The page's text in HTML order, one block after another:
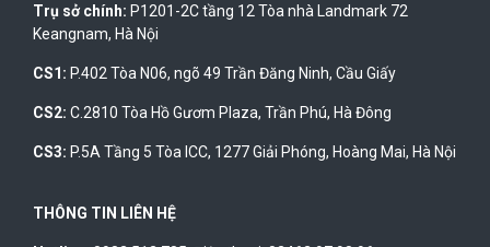
Trụ sở chính: P1201-2C tầng 12 Tòa nhà Landmark 72
Keangnam, Hà Nội
CS1: P.402 Tòa N06, ngõ 49 Trần Đăng Ninh, Cầu Giấy
CS2: C.2810 Tòa Hồ Gươm Plaza, Trần Phú, Hà Đông
CS3: P.5A Tầng 5 Tòa ICC, 1277 Giải Phóng, Hoàng Mai, Hà Nội
THÔNG TIN LIÊN HỆ